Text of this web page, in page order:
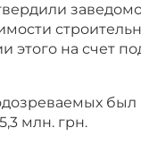
этого на счет
был
млн. грн.